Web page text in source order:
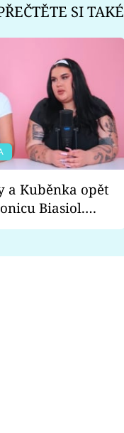
SI TAKÉ
a Kuběnka opět
Biasiol.
nich falešná a